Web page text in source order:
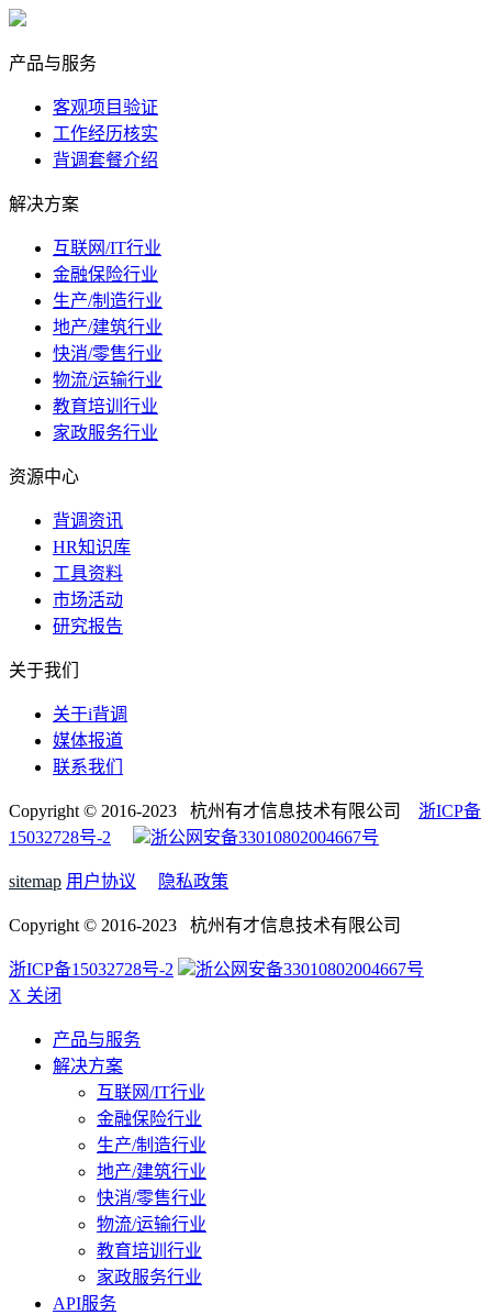
产品与服务
客观项目验证
工作经历核实
背调套餐介绍
解决方案
互联网/IT行业
金融保险行业
生产/制造行业
地产/建筑行业
快消/零售行业
物流/运输行业
教育培训行业
家政服务行业
资源中心
背调资讯
HR知识库
工具资料
市场活动
研究报告
关于我们
关于i背调
媒体报道
联系我们
Copyright © 2016-2023 杭州有才信息技术有限公司 浙ICP备
15032728号-2
浙公网安备33010802004667号
sitemap 用户协议 隐私政策
Copyright © 2016-2023 杭州有才信息技术有限公司
浙ICP备15032728号-2
浙公网安备33010802004667号
X 关闭
产品与服务
解决方案
互联网/IT行业
金融保险行业
生产/制造行业
地产/建筑行业
快消/零售行业
物流/运输行业
教育培训行业
家政服务行业
API服务